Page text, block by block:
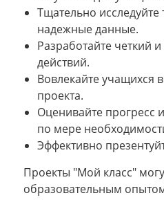
Тщательно исследуйте
надежные данные.
Разработайте четкий
действий.
Вовлекайте учащихся
проекта.
Оценивайте прогресс
по мере
Эффективно
Проекты "Мой класс"
образовательным